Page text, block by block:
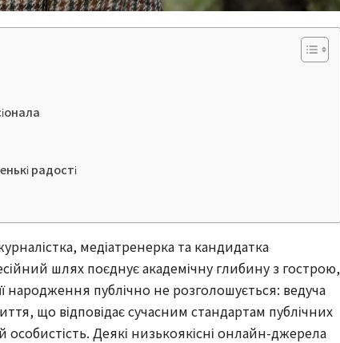
радості
медіатренерка та кандидатка
шлях поєднує академічну глибину з гострою,
народження публічно не розголошується: ведуча
що відповідає сучасним стандартам публічних
Деякі низькоякісні онлайн-джерела